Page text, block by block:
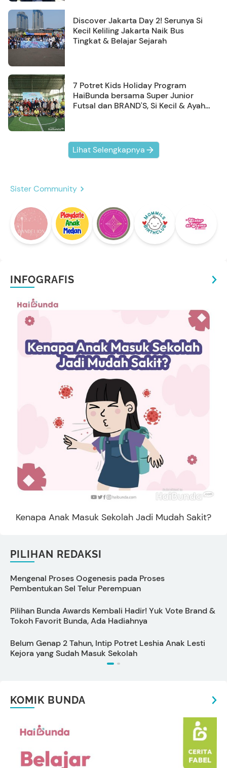
Discover Jakarta Day 2! Serunya Si
Kecil Keliling Jakarta Naik Bus
Tingkat & Belajar Sejarah
7 Potret Kids Holiday Program
HaiBunda bersama Super Junior
Futsal dan BRAND'S, Si Kecil & Ayah
Lihat Selengkapnya
Sister Community
INFOGRAFIS
Kenapa Anak Masuk Sekolah Jadi Mudah Sakit?
PILIHAN REDAKSI
Mengenal Proses Oogenesis pada Proses
Pembentukan Sel Telur Perempuan
Pilihan Bunda Awards Kembali Hadir! Yuk Vote Brand &
Tokoh Favorit Bunda, Ada Hadiahnya
Belum Genap 2 Tahun, Intip Potret Leshia Anak Lesti
Kejora yang Sudah Masuk Sekolah
KOMIK BUNDA